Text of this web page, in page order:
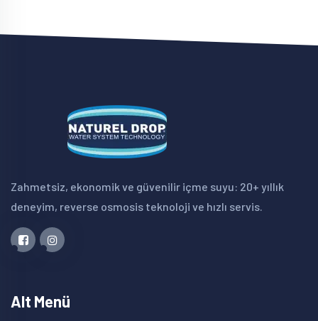
Zahmetsiz, ekonomik ve güvenilir içme suyu: 20+ yıllık
deneyim, reverse osmosis teknoloji ve hızlı servis.
Alt Menü